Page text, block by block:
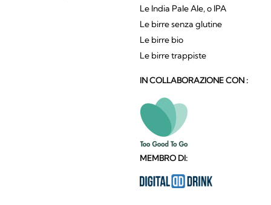
Le India Pale Ale, o IPA
Le birre senza glutine
Le birre bio
Le birre trappiste
IN COLLABORAZIONE CON :
MEMBRO DI: